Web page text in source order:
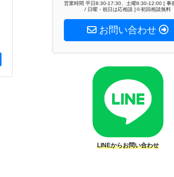
営業時間 平日8:30-17:30、土曜8:30-12:00 [ 事
/ 日曜・祝日は応相談 ]※初回相談無料
お問い合わせ
LINEからお問い合わせ